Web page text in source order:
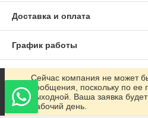
Доставка и оплата
График работы
Полная версия сайта
Сайт создан на маркетплейсе
Сейчас компания не может
сообщения, поскольку по ее
выходной. Ваша заявка
рабочий день.